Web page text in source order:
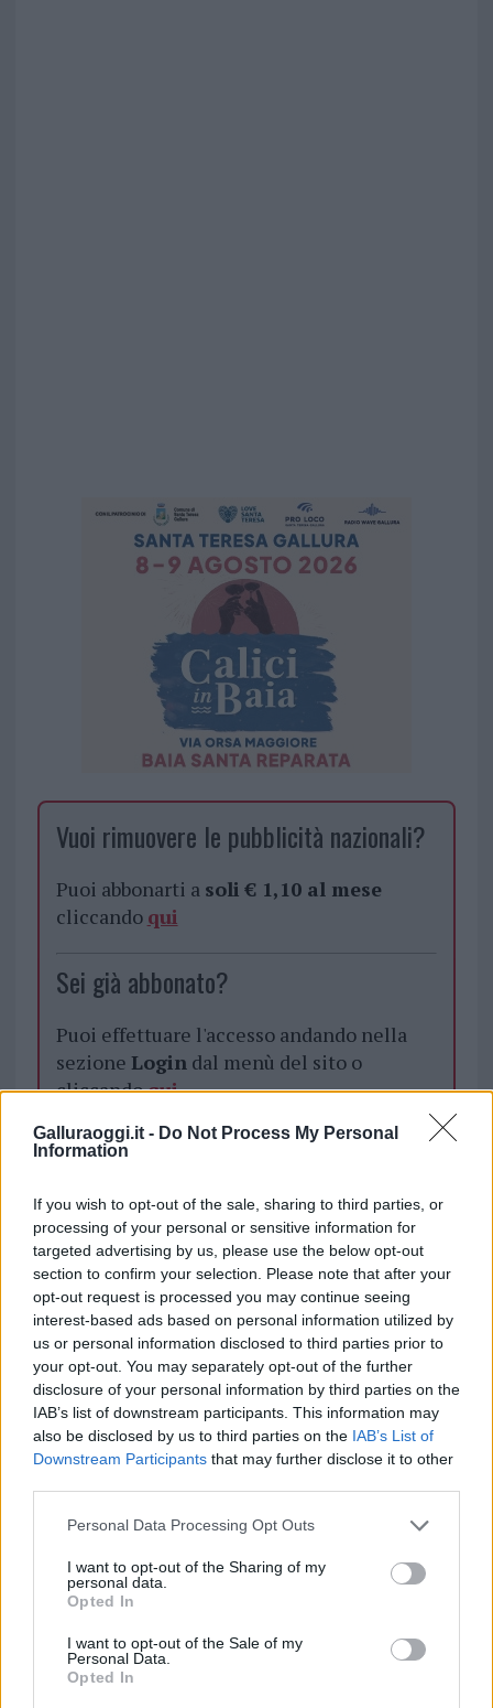
Galluraoggi.it - Do Not Process My Personal
Information
If you wish to opt-out of the sale, sharing to third parties, or
processing of your personal or sensitive information for
targeted advertising by us, please use the below opt-out
section to confirm your selection. Please note that after your
opt-out request is processed you may continue seeing
interest-based ads based on personal information utilized by
us or personal information disclosed to third parties prior to
your opt-out. You may separately opt-out of the further
disclosure of your personal information by third parties on the
IAB’s list of downstream participants. This information may
also be disclosed by us to third parties on the IAB’s List of
Downstream Participants that may further disclose it to other
Please note that this website/app uses one or more Google
not limited to your visit or usage behaviour. You may click to
grant or deny consent to Google and its third-party tags to
use your data for below specified purposes in below Google
consent section.
Personal Data Processing Opt Outs
I want to opt-out of the Sharing of my
personal data.
Opted In
I want to opt-out of the Sale of my
Personal Data.
Opted In
Vuoi rimuovere le pubblicità nazionali?
Puoi abbonarti a soli € 1,10 al mese
cliccando qui
Sei già abbonato?
Puoi effettuare l'accesso andando nella
sezione Logindal menù del sito o
cliccandoqui
Polizia Municipale Di Olbia
Inviaci le tue segnalazioni,
i tuoi video e le tue foto
Su WhatsApp al numero +39
345 356 7512
Notizie in tempo reale?
Entra nel canale telegram di